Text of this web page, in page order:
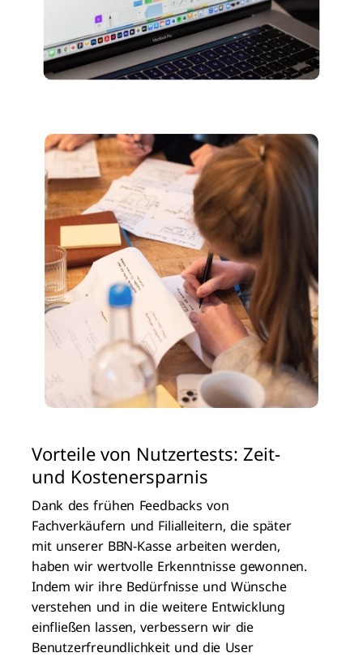
Vorteile von Nutzertests: Zeit-
und Kostenersparnis
Dank des frühen Feedbacks von
Fachverkäufern und Filialleitern, die später
mit unserer BBN-Kasse arbeiten werden,
haben wir wertvolle Erkenntnisse gewonnen.
Indem wir ihre Bedürfnisse und Wünsche
verstehen und in die weitere Entwicklung
einfließen lassen, verbessern wir die
Benutzerfreundlichkeit und die User